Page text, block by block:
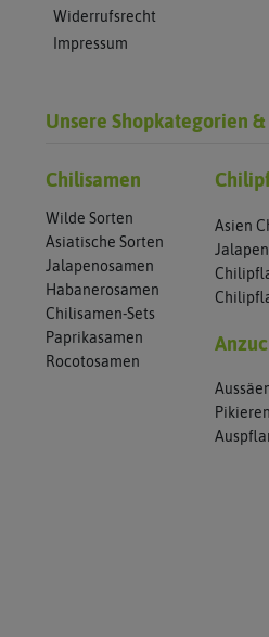
Widerrufsrecht
Impressum
Unsere Shopkategorien
Chilisamen
Wilde Sorten
Asiatische Sorten
Jalapenosamen
Habanerosamen
Chilisamen-Sets
Paprikasamen
Rocotosamen
Asien
Pikieren